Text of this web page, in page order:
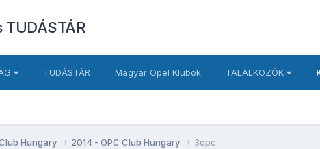
TUDÁSTÁR
TUDÁSTÁR Magyar Opel Klubok TALÁLKOZÓK
Hungary 2014 - OPC Club Hungary 3opc